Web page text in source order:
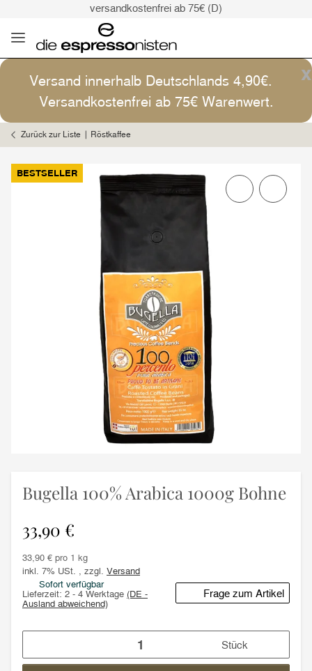
versandkostenfrei ab 75€ (D)
Versand: 4,90€ (D)
versandkostenfrei ab 75€ (D)
Kaffee ist Kunst
x
Versand innerhalb Deutschlands 4,90€.
Versandkostenfrei ab 75€ Warenwert.
Zurück zur Liste Röstkaffee
BESTSELLER
Bugella 100% Arabica 1000g Bohne
33,90 €
33,90 € pro 1 kg
inkl. 7% USt. , zzgl. Versand
Sofort verfügbar
Lieferzeit: 2 - 4 Werktage (DE -
Ausland abweichend)
Frage zum Artikel
Stück